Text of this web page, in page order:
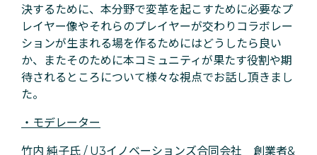
決するために、本分野で変革を起こすために必要なプ
レイヤー像やそれらのプレイヤーが交わりコラボレー
ションが生まれる場を作るためにはどうしたら良い
か、またそのために本コミュニティが果たす役割や期
待されるところについて様々な視点でお話し頂きまし
た。
・モデレーター
竹内 純子氏 / U3イノベーションズ合同会社 創業者&